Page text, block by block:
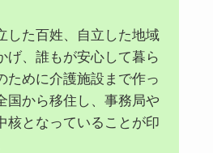
した百姓、自立した地域
げ、誰もが安心して暮ら
ために介護施設まで作っ
国から移住し、事務局や
核となっていることが印